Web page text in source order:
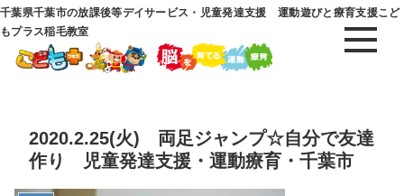
千葉県千葉市の放課後等デイサービス・児童発達支援 運動遊びと療育支援こど
もプラス稲毛教室
2020.2.25(火) 両足ジャンプ☆自分で友達
作り 児童発達支援・運動療育・千葉市